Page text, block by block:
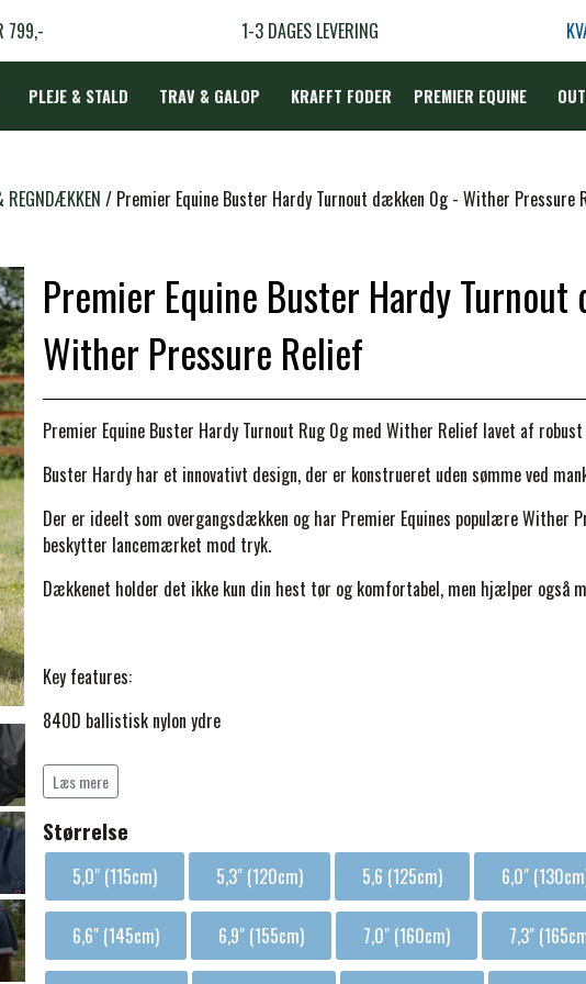
799,- 1-3 DAGES LEVERING
PLEJE & STALD TRAV & GALOP KRAFFT FODER PREMIER EQUINE
REGNDÆKKEN Premier Equine Buster Hardy Turnout dækken 0g - Wither Pressure
Premier Equine Buster Hardy
Wither Pressure Relief
Premier Equine Buster Hardy Turnout Rug 0g med Wither Relief lavet af
Buster Hardy har et innovativt design, der er konstrueret uden sømme ved
Der er ideelt som overgangsdækken og har Premier Equines populære Wither
beskytter lancemærket mod tryk.
Dækkenet holder det ikke kun din hest tør og komfortabel, men hjælper også
Key features:
840D ballistisk nylon ydre
100 g termobundet fyld - letvægts plus
Fremadskåret halsudskæring - aflaster lancemærket/manken
Høj hals
Indermateriale der modvirker slid på pelsen
Læs mere
Størrelse
5,0" (115cm) 5,3" (120cm) 5,6 (125cm) 6,0"
6,6" (145cm) 6,9" (155cm) 7,0" (160cm) 7,3"